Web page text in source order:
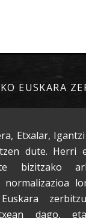
EUSKARA
Etxalar,
dute. Herri
bizitzako
normalizazioa
dago,